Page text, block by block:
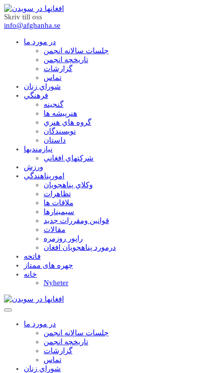
Skriv till oss
info@afghanha.se
در مورد ما
جلسات سالانه انجمن
تاریخچه انجمن
گزارشات
تماس
شوراي زنان
فرهنگي
گنجينه
هنرپيشه ها
گروه هاي هنري
نويسندگان
داستان
نيازمنديها
شرکتهاي افغاني
ورزش
امورپناهندگي
وکلاي پناهجويان
تظاهرات
ملاقات ها
سيمينارها
قوانين ومقررات جديد
مقالات
راپور روزمره
درمورد پناهجويان افغان
فاتحه
چهره های ممتاز
خانه
Nyheter
در مورد ما
جلسات سالانه انجمن
تاریخچه انجمن
گزارشات
تماس
شوراي زنان